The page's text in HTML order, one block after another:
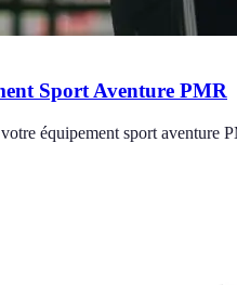
Sport Aventure PMR
équipement sport aventure